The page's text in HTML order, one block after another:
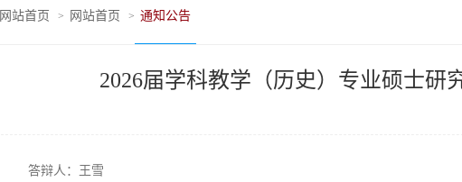
网站首页 > 网站首页 > 通知公告
2026届学科教学（历史）专业硕士研
答辩人：王雪